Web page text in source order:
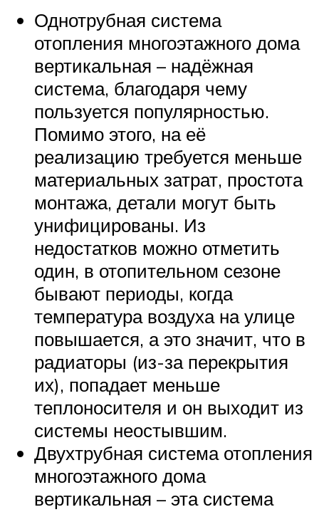
Однотрубная система
отопления многоэтажного дома
вертикальная – надёжная
система, благодаря чему
пользуется популярностью.
Помимо этого, на её
реализацию требуется меньше
материальных затрат, простота
монтажа, детали могут быть
унифицированы. Из
недостатков можно отметить
один, в отопительном сезоне
бывают периоды, когда
температура воздуха на улице
повышается, а это значит, что в
радиаторы (из-за перекрытия
их), попадает меньше
теплоносителя и он выходит из
системы неостывшим.
Двухтрубная система отопления
многоэтажного дома
вертикальная – эта система